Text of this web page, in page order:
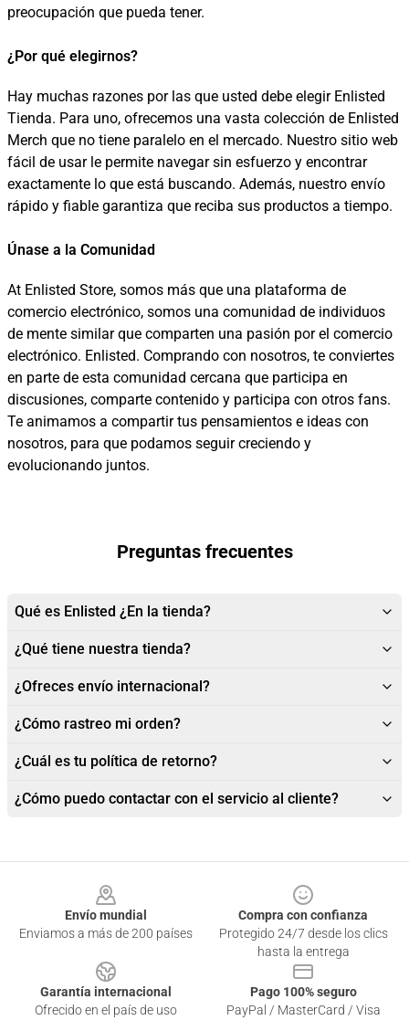
preocupación que pueda tener.
¿Por qué elegirnos?
Hay muchas razones por las que usted debe elegir Enlisted
Tienda. Para uno, ofrecemos una vasta colección de Enlisted
Merch que no tiene paralelo en el mercado. Nuestro sitio web
fácil de usar le permite navegar sin esfuerzo y encontrar
exactamente lo que está buscando. Además, nuestro envío
rápido y fiable garantiza que reciba sus productos a tiempo.
Únase a la Comunidad
At Enlisted Store, somos más que una plataforma de
comercio electrónico, somos una comunidad de individuos
de mente similar que comparten una pasión por el comercio
electrónico. Enlisted. Comprando con nosotros, te conviertes
en parte de esta comunidad cercana que participa en
discusiones, comparte contenido y participa con otros fans.
Te animamos a compartir tus pensamientos e ideas con
nosotros, para que podamos seguir creciendo y
evolucionando juntos.
Preguntas frecuentes
Qué es Enlisted ¿En la tienda?
¿Qué tiene nuestra tienda?
¿Ofreces envío internacional?
¿Cómo rastreo mi orden?
¿Cuál es tu política de retorno?
¿Cómo puedo contactar con el servicio al cliente?
Envío mundial
Enviamos a más de 200 países
Compra con confianza
Protegido 24/7 desde los clics
hasta la entrega
Garantía internacional
Ofrecido en el país de uso
Pago 100% seguro
PayPal / MasterCard / Visa